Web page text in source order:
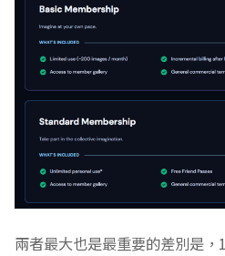
兩者最大也是最重要的差別是